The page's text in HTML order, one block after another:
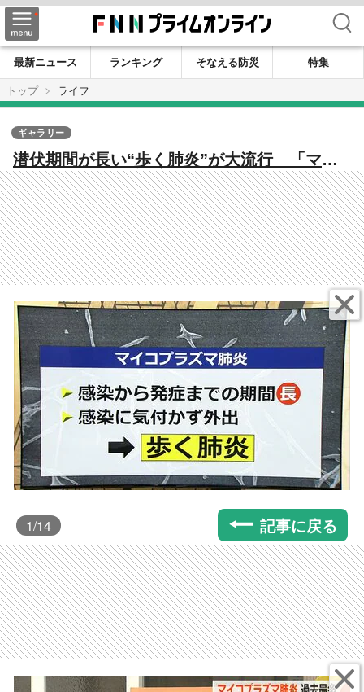
検索
最新ニュース ランキング そなえる防災
特集
トップ
ライフ
潜伏期間が長い“歩く肺炎”が大流行 「マイ
コプラズマ肺炎」患者数が福井県内でも過去
最多 医師は流行の長期化懸念
ギャラリー
1/14 記事に戻る